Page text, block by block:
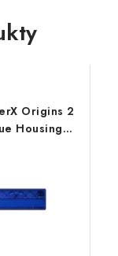
Origins 2
Housing